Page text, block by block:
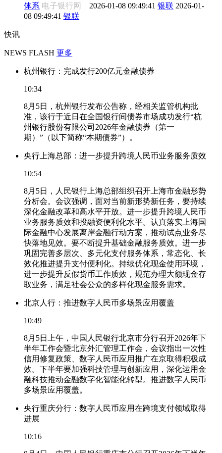
体系 电子银行网 2026-01-08 09:49:41 银联 2026-01-
08 09:49:41 银联
快讯
NEWS FLASH 更多
杭州银行：完成发行200亿元金融债券
10:34
8月5日，杭州银行发布公告称，经相关监管机构批
准，该行于近日在全国银行间债券市场成功发行“杭
州银行股份有限公司2026年金融债券（第一
期）”（以下简称“本期债券”）。
央行上海总部：进一步提升跨境人民币业务服务质效
10:54
8月5日，人民银行上海总部组织召开上海市金融形势
分析会。会议强调，面对当前新形势新任务，要持续
深化金融改革和高水平开放。进一步提升跨境人民币
业务服务质效和投融资便利化水平。认真落实上海国
际金融中心发展离岸金融行动方案，推动试点业务尽
快落地见效。要不断提升基础金融服务质效。进一步
巩固完善多层次、多元化支付服务体系，常态化、长
效化推进提升支付便利化。持续优化现金使用环境，
进一步提升反假货币工作质效，规范办理大额现金存
取业务，满足社会公众的多样化现金服务需求。
北京人行：推进数字人民币多场景应用覆盖
10:49
8月5日上午，中国人民银行北京市分行召开2026年下
半年工作会暨北京外汇管理工作会，会议指出一次性
信用修复政策、数字人民币应用推广在京取得积极成
效。下半年要加强科技管理与创新应用，深化运用金
融科技推动金融数字化智能化转型。推进数字人民币
多场景应用覆盖。
央行重庆分行：数字人民币应用在跨境支付领域取得
进展
10:16